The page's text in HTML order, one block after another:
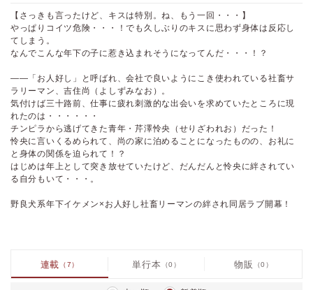
【さっきも言ったけど、キスは特別。ね、もう一回・・・】
やっぱりコイツ危険・・・！でも久しぶりのキスに思わず身体は反応し
てしまう。
なんでこんな年下の子に惹き込まれそうになってんだ・・・！？
――「お人好し」と呼ばれ、会社で良いようにこき使われている社畜サ
ラリーマン、吉住尚（よしずみなお）。
気付けば三十路前、仕事に疲れ刺激的な出会いを求めていたところに現
れたのは・・・・・・
チンピラから逃げてきた青年・芹澤怜央（せりざわれお）だった！
怜央に言いくるめられて、尚の家に泊めることになったものの、お礼に
と身体の関係を迫られて！？
はじめは年上として突き放せていたけど、だんだんと怜央に絆されてい
る自分もいて・・・。
野良犬系年下イケメン×お人好し社畜リーマンの絆され同居ラブ開幕！
連載 （7） 単行本 （0） 物販 （0）